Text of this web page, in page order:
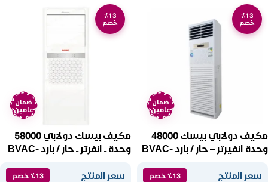
٪13
خصم
ضمان
عامين
مكيف دولابي بيسك 48000
وحدة انفيرتر – حار / بارد BVAC-
سعر المنتج ٪13 خصم
٪13
خصم
ضمان
عامين
مكيف بيسك دولابي 58000
وحدة ــ انفرتر ــ حار / بارد BVAC-
سعر المنتج ٪13 خصم